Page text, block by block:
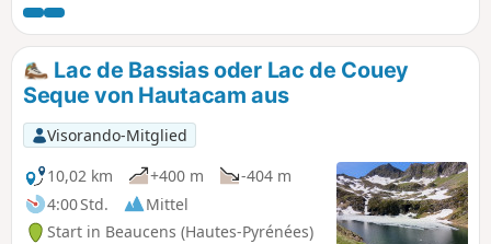
schönen 360°-Blick zu bieten. Dieser Hang
über die Hauben von Hautacam ist der
längste, aber auch der schönste und
wildeste. Er bietet einige luftige Abschnitte,
die für zusätzliche Spannung sorgen! Nur
bei vollkommen klarem Wetter zu begehen!
Lac de Bassias oder Lac de Couey
Seque von Hautacam aus
Visorando-Mitglied
10,02 km
+400 m
-404 m
4:00 Std.
Mittel
Start in Beaucens (Hautes-Pyrénées)